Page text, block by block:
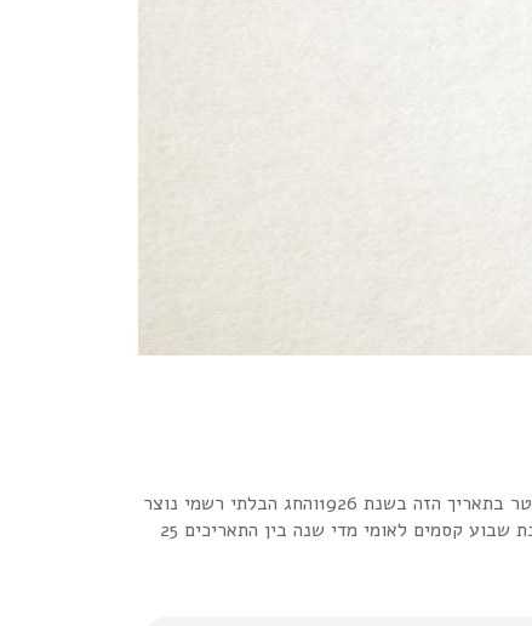
תודו שלא ידעתם!היום הוא יום הקסמים הבינלאומי!ולמה דוקא התאריך הזה אתם שואלים?הארי הודיני, אחד מהקוסמים הידועים ביותר בעולם, נפטר בתאריך הזה בשנת 1926והחג הבלתי רשמי נוצר
שנה לאחר מותו, בתור "יום הודיני".שנים מאוחר יותר, אגודת הקוסמים האמריקאית הפכה את היום הזה ל"יום הקסמים" הרשמי לזכרו,והיא מארגנת שבוע קסמים לאומי מדי שנה בין התאריכים 25